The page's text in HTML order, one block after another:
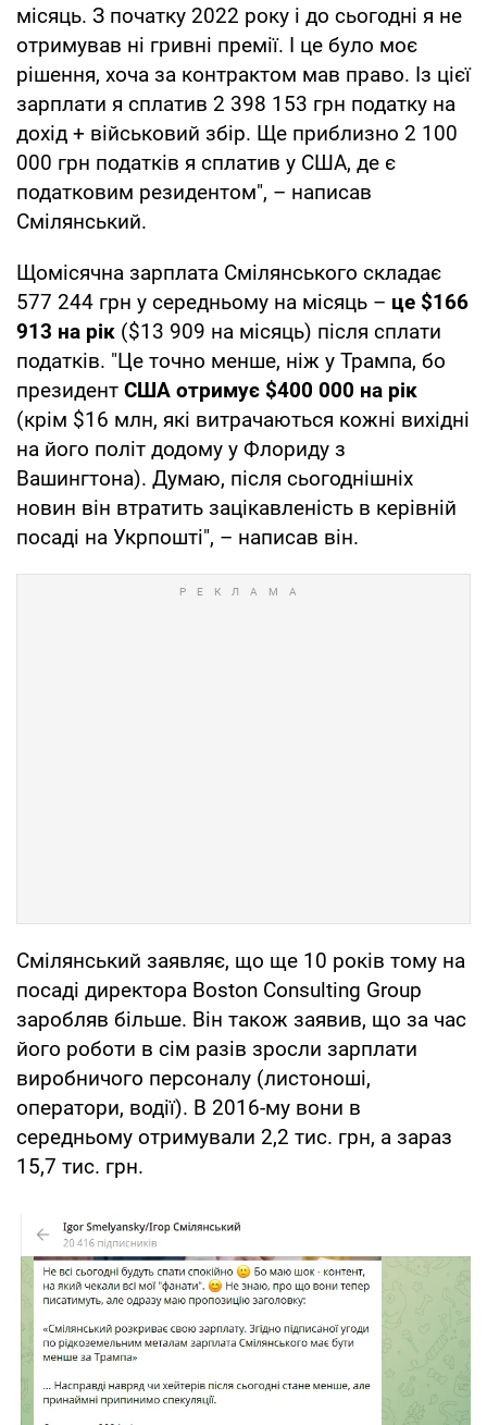
місяць. З початку 2022 року і до сьогодні я не
отримував ні гривні премії. І це було моє
рішення, хоча за контрактом мав право. Із цієї
зарплати я сплатив 2 398 153 грн податку на
дохід + військовий збір. Ще приблизно 2 100
000 грн податків я сплатив у США, де є
податковим резидентом", – написав
Смілянський.
Щомісячна зарплата Смілянського складає
577 244 грн у середньому на місяць – це $166
913 на рік ($13 909 на місяць) після сплати
податків. "Це точно менше, ніж у Трампа, бо
президент США отримує $400 000 на рік
(крім $16 млн, які витрачаються кожні вихідні
на його політ додому у Флориду з
Вашингтона). Думаю, після сьогоднішніх
новин він втратить зацікавленість в керівній
посаді на Укрпошті", – написав він.
Смілянський заявляє, що ще 10 років тому на
посаді директора Boston Consulting Group
заробляв більше. Він також заявив, що за час
його роботи в сім разів зросли зарплати
виробничого персоналу (листоноші,
оператори, водії). В 2016-му вони в
середньому отримували 2,2 тис. грн, а зараз
15,7 тис. грн.